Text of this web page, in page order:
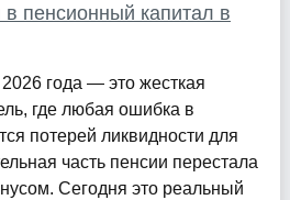
в пенсионный капитал в
года — это жесткая
где любая ошибка в
потерей ликвидности для
часть пенсии перестала
Сегодня это реальный